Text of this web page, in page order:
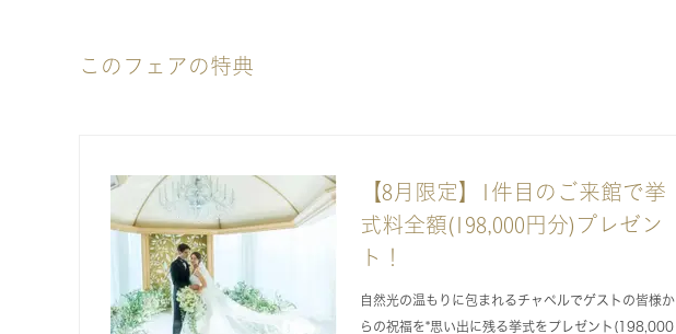
このフェアの特典
【8月限定】1件目のご来館で挙
式料全額(198,000円分)プレゼン
ト！
自然光の温もりに包まれるチャペルでゲストの皆様か
らの祝福を*思い出に残る挙式をプレゼント(198,000